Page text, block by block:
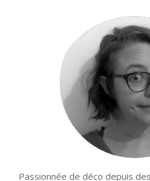
Passionnée de déco depuis